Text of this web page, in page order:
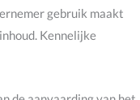
gebruik maakt
Kennelijke